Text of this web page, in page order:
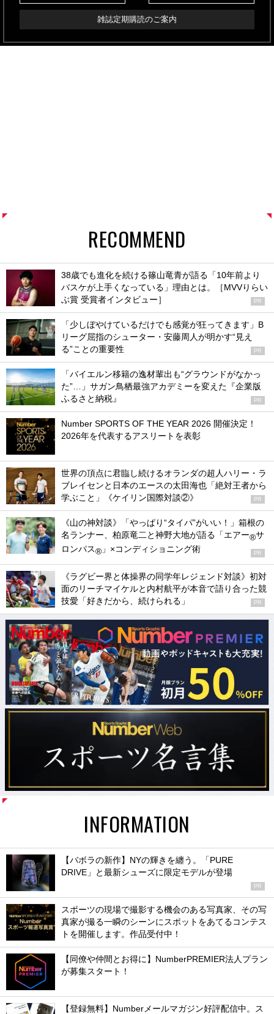
雑誌定期購読のご案内
RECOMMEND
38歳でも進化を続ける篠山竜青が語る「10年前より
バスケが上手くなっている」理由とは。［MVVりらい
ぶ賞 受賞者インタビュー］
PR
「少しぼやけているだけでも感覚が狂ってきます」B
リーグ屈指のシューター・安藤周人が明かす“見え
る”ことの重要性
PR
「バイエルン移籍の逸材輩出も“グラウンドがなかっ
た”…」サガン鳥栖最強アカデミーを変えた『企業版
ふるさと納税』
PR
Number SPORTS OF THE YEAR 2026 開催決定！
2026年を代表するアスリートを表彰
世界の頂点に君臨し続けるオランダの超人ハリー・ラ
ブレイセンと日本のエースの太田海也「絶対王者から
学ぶこと」《ケイリン国際対談②》
PR
《山の神対談》「やっぱり“タイパ”がいい！」箱根の
名ランナー、柏原竜二と神野大地が語る「エアー®サ
ロンパス® 」×コンディショニング術 PR
《ラグビー界と体操界の同学年レジェンド対談》初対
面のリーチマイケルと内村航平が本音で語り合った競
技愛「好きだから、続けられる」
PR
INFORMATION
【バボラの新作】NYの輝きを纏う。「PURE
DRIVE」と最新シューズに限定モデルが登場
PR
スポーツの現場で撮影する機会のある写真家、その写
真家が撮る一瞬のシーンにスポットをあてるコンテス
トを開催します。作品受付中！
【同僚や仲間とお得に】NumberPREMIER法人プラン
が募集スタート！
【登録無料】Numberメールマガジン好評配信中。ス